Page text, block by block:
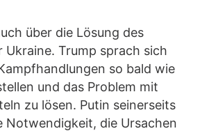
über die Lösung des
Ukraine. Trump sprach sich
so bald wie
und das Problem mit
zu lösen. Putin seinerseits
Notwendigkeit, die Ursachen